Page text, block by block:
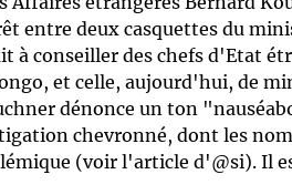
L'équipe
entre deux casquettes du
à conseiller des chefs d'Etat
et celle, aujourd'hui, de
dénonce un ton
chevronné, dont les
(voir l'article d'@si). Il